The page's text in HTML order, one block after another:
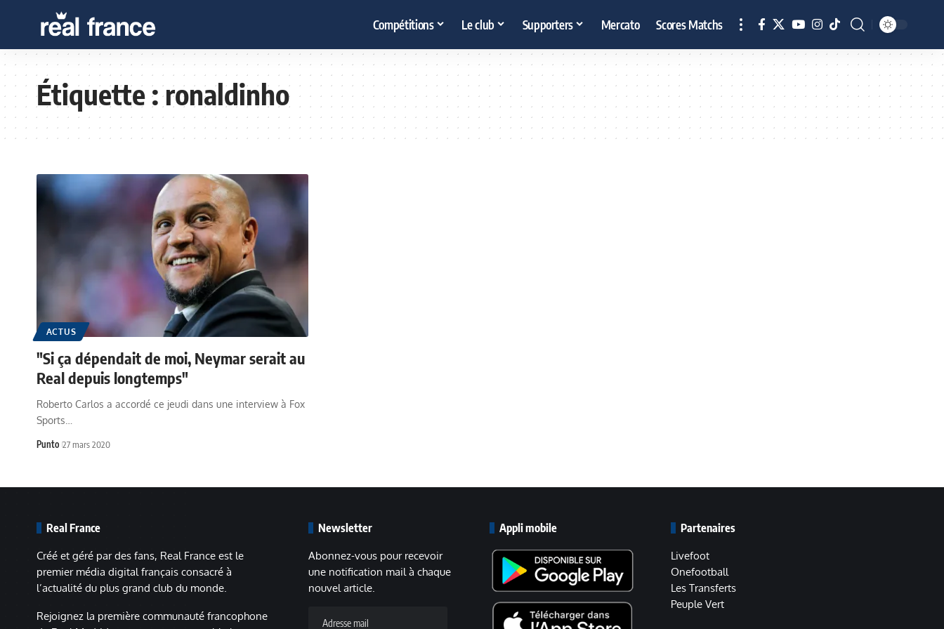
Compétitions Le club Supporters Mercato Scores Matchs
Étiquette :ronaldinho
ACTUS
"Si ça dépendait de moi, Neymar serait au
Real depuis longtemps"
Roberto Carlos a accordé ce jeudi dans une interview à Fox
Sports…
Punto 27 mars 2020
Real France
Créé et géré par des fans, Real France est le
premier média digital français consacré à
l’actualité du plus grand club du monde.
Rejoignez la première communauté francophone
Newsletter
Abonnez-vous pour recevoir
une notification mail à chaque
nouvel article.
mail
Appli mobile Partenaires
Livefoot
Onefootball
Les Transferts
Peuple Vert